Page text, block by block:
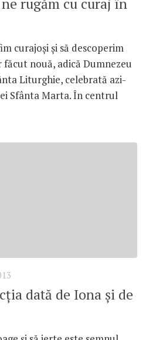
rugăm cu curaj în
curajoşi şi să descoperim
nouă, adică Dumnezeu
Liturghie, celebrată azi-
Sfânta Marta. În centrul
dată de Iona şi de